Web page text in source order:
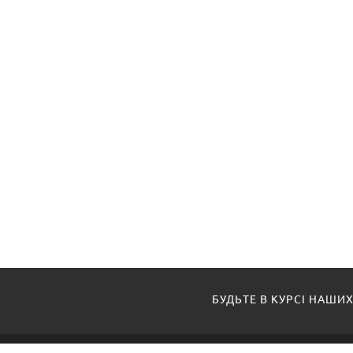
БУДЬТЕ В КУРСІ